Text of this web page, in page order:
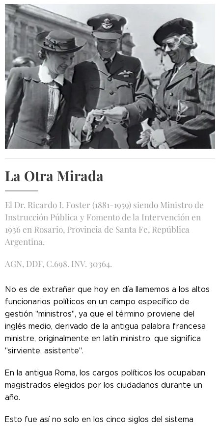
La Otra Mirada
El Dr. Ricardo I. Foster (1881-1959) siendo Ministro de
Instrucción Pública y Fomento de la Intervención en
1936 en Rosario, Provincia de Santa Fe, República
Argentina.
AGN, DDF, C.698. INV. 30364.
No es de extrañar que hoy en día llamemos a los altos
funcionarios políticos en un campo específico de
gestión "ministros", ya que el término proviene del
inglés medio, derivado de la antigua palabra francesa
ministre, originalmente en latín ministro, que significa
"sirviente, asistente".
En la antigua Roma, los cargos políticos los ocupaban
magistrados elegidos por los ciudadanos durante un
año.
Esto fue así no solo en los cinco siglos del sistema